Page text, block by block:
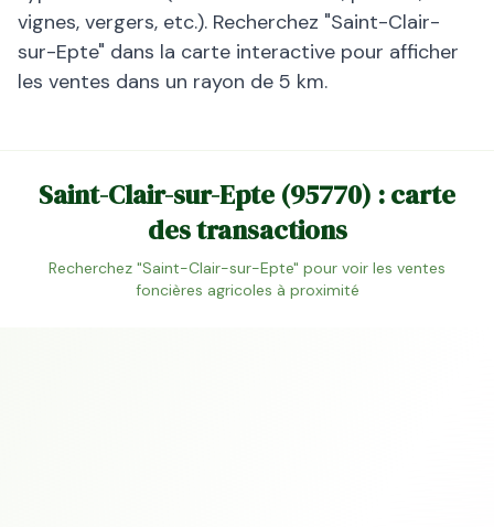
vignes, vergers, etc.). Recherchez "Saint-Clair-
sur-Epte" dans la carte interactive pour afficher
les ventes dans un rayon de 5 km.
Saint-Clair-sur-Epte (95770) : carte
des transactions
Recherchez "Saint-Clair-sur-Epte" pour voir les ventes
foncières agricoles à proximité